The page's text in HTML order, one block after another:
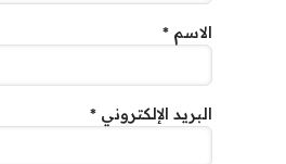
الاسم *
البريد الإلكتروني *